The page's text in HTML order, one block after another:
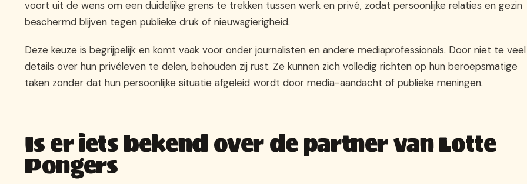
voort uit de wens om een duidelijke grens te trekken tussen werk en privé, zodat persoonlijke relaties en gezin
beschermd blijven tegen publieke druk of nieuwsgierigheid.
Deze keuze is begrijpelijk en komt vaak voor onder journalisten en andere mediaprofessionals. Door niet te veel
details over hun privéleven te delen, behouden zij rust. Ze kunnen zich volledig richten op hun beroepsmatige
taken zonder dat hun persoonlijke situatie afgeleid wordt door media-aandacht of publieke meningen.
Is er iets bekend over de partner van Lotte
Pongers